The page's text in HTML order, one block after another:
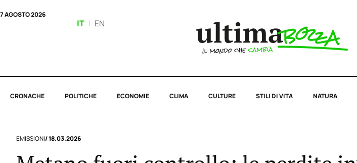
7 AGOSTO 2026
IT | EN
CRONACHE POLITICHE ECONOMIE CLIMA CULTURE STILI DI VITA NATURA
EMISSIONI/ 18.03.2026